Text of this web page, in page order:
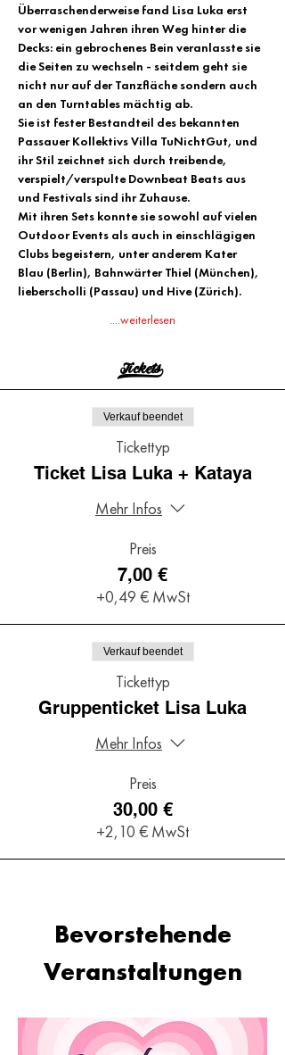
Überraschenderweise fand Lisa Luka erst
vor wenigen Jahren ihren Weg hinter die
Decks: ein gebrochenes Bein veranlasste sie
die Seiten zu wechseln - seitdem geht sie
nicht nur auf der Tanzfläche sondern auch
an den Turntables mächtig ab.
Sie ist fester Bestandteil des bekannten
Passauer Kollektivs Villa TuNichtGut, und
ihr Stil zeichnet sich durch treibende,
verspielt/verspulte Downbeat Beats aus
und Festivals sind ihr Zuhause.
Mit ihren Sets konnte sie sowohl auf vielen
Outdoor Events als auch in einschlägigen
Clubs begeistern, unter anderem Kater
Blau (Berlin), Bahnwärter Thiel (München),
lieberscholli (Passau) und Hive (Zürich).
....weiterlesen
Tickets>
Verkauf beendet
Tickettyp
Ticket Lisa Luka + Kataya
Mehr Infos
Preis
7,00 €
+0,49 € MwSt
Verkauf beendet
Tickettyp
Gruppenticket Lisa Luka
Mehr Infos
Preis
30,00 €
+2,10 € MwSt
Bevorstehende
Veranstaltungen